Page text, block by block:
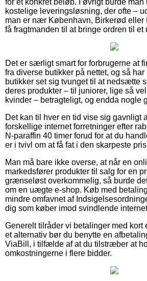
kostelige leveringsløsning, der ofte –
man er nær København, Birkerød eller
få fragtmanden til at bringe ordren til et
Det er særligt smart for forbrugerne at
fra diverse butikker på nettet, og så
butikker set sig tvunget til at nedsætte
deres produkter – til juniorer, lige så
kvinder – betragteligt, og endda nogle
Det kan til hver en tid vise sig gavnligt
forskellige internet forretninger efter
N-paraffin 40 timer forud for at du
er i tvivl om at få fat i den skarpeste
Man må bare ikke overse, at når en
markedsfører produkter til salg for en
grænseløst overkommelig, så burde
om en uægte e-shop. Køb med
mindre omfavnet af
dig som køber imod svindlende
Generelt tilråder vi betalinger med kort
et alternativ bør du benytte en
ViaBill, i tilfælde af at du tilstræber at
omkostningerne i flere bidder.